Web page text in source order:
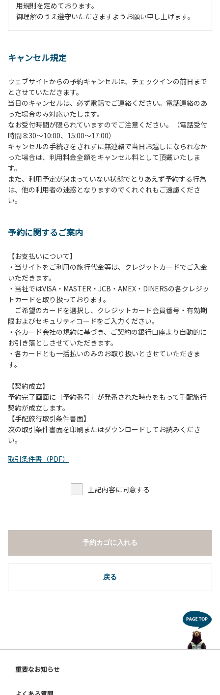
用規則を定めております。
御理解のうえ遵守いただきますようお願い申し上げます。
２、中学生以下だけでの利用はできません。高校生以上の方
３、テントサイト（多目的広場を含む。）の使用は、事前に
予約いただいた方のみで、連泊の方を除き、正午からです。
基本的に、テント1張りにつき1区画の予約をお願いします。
管理棟にてチェックインの手続きを行ってください。午後3
時前にお越しの方は、午後3時になりましたら管理棟にて手
続きを行ってください。午後5時過ぎにお越しの方は、翌朝
手続きを行ってください。
４、車両は、荷物の積み下ろし時以外は、駐車場にとめてく
ださい。
５、チェックアウトは、午前10時まで（日帰り使用の場合は
午後5時まで）です。チェックインの手続きを行っていない
方や使用人数が増えた場合は、必ず手続きを行ってくださ
ら午前10時までの間にゴミステーションに出してください。
は、お持ち帰りをお願いします。
【禁止事項】
カラオケ、発電機、地面での直火による焚き火、キャンプフ
ァイヤー、打ち上げ式花火、テントサウナの設置
【注意事項】
当キャンプ場のそばを流れる歴舟川は、上流で雨が降ると短
時間で増水し、川原で遊んでいると大変危険な状態になりや
すく、過去にも増水により人が流される事故が数件起きてい
（１）川原にテントやタープを張らない。
（２）雨が降ったときは川原で遊ばない。
（３）カムイコタン公園キャンプ場で雨が降らなくても、上
流で雨が降り急に増水することがあるので、水の濁りに注意
し、濁り始めたときには直ちに川原での遊びを中止する。
（４）キャンプ場の管理者や地元住民から川についての注意
キャンセル規定
ウェブサイトからの予約キャンセルは、チェックインの前日まで
とさせていただきます。
当日のキャンセルは、必ず電話でご連絡ください。電話連絡のあ
った場合のみ対応いたします。
なお受付時間が限られていますのでご注意ください。（電話受付
時間 8:30～10:00、15:00～17:00）
キャンセルの手続きをされずに無連絡で当日お越しになられなか
った場合は、利用料金全額をキャンセル料として頂戴いたしま
す。
また、利用予定が決まっていない状態でとりあえず予約する行為
は、他の利用者の迷惑となりますのでくれぐれもご遠慮くださ
い。
予約に関するご案内
【お支払いについて】
・当サイトをご利用の旅行代金等は、クレジットカードでご入金
いただきます。
・当社ではVISA・MASTER・JCB・AMEX・DINERSの各クレジッ
トカードを取り扱っております。
ご希望のカードを選択し、クレジットカード会員番号・有効期
限およびセキュリティコードをご入力ください。
・各カード会社の規約に基づき、ご契約の銀行口座より自動的に
お引き落としさせていただきます。
・各カードとも一括払いのみのお取り扱いとさせていただきま
す。
【契約成立】
予約完了画面に［予約番号］が発番された時点をもって手配旅行
契約が成立します。
【手配旅行取引条件書面】
次の取引条件書面を印刷またはダウンロードしてお読みくださ
い。
取引条件書（PDF）
上記内容に同意する
戻る
予約カゴに入れる
重要なお知らせ